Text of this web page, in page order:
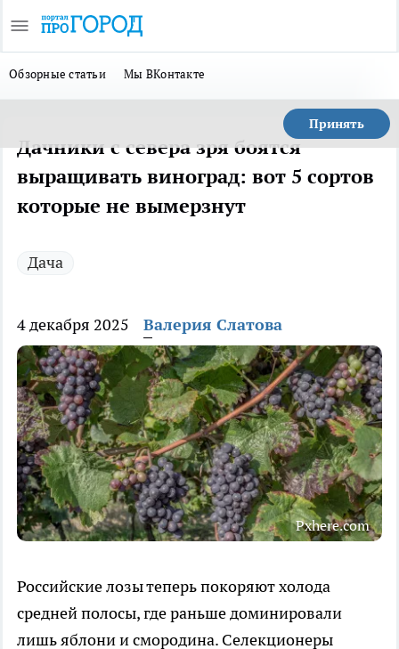
Обзорные статьи Мы ВКонтакте
Принять
Дачники с севера зря боятся
выращивать виноград: вот 5 сортов
которые не вымерзнут
Дача
4 декабря 2025 Валерия Слатова
Pxhere.com
Российские лозы теперь покоряют холода
средней полосы, где раньше доминировали
лишь яблони и смородина. Селекционеры